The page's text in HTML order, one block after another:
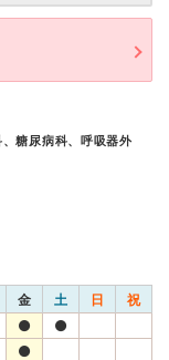
糖尿病科、呼吸器外
金 土 日 祝